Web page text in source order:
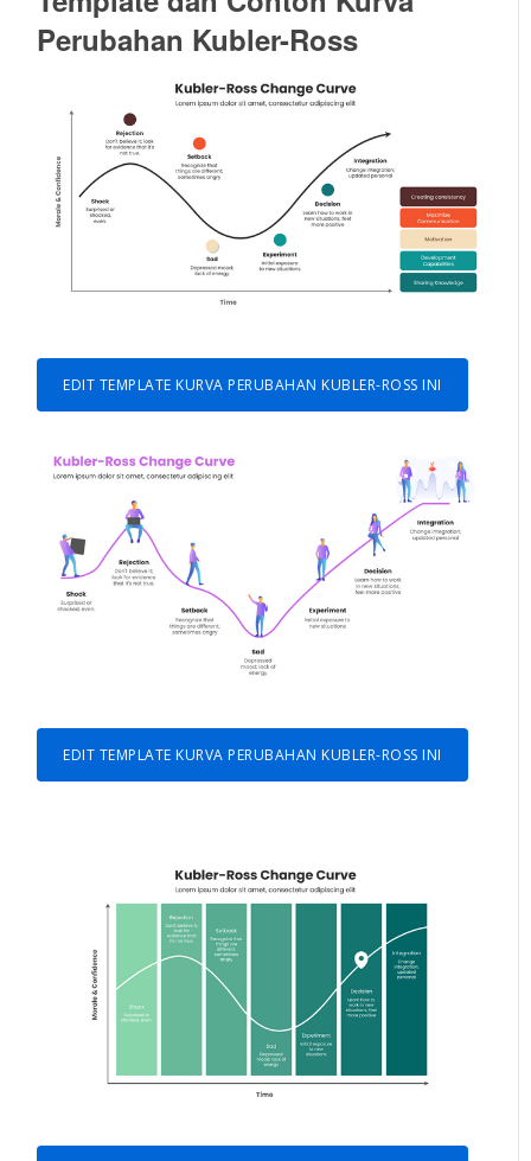
Perubahan Kubler-Ross
EDIT TEMPLATE KURVA PERUBAHAN KUBLER-ROSS INI
EDIT TEMPLATE KURVA PERUBAHAN KUBLER-ROSS INI